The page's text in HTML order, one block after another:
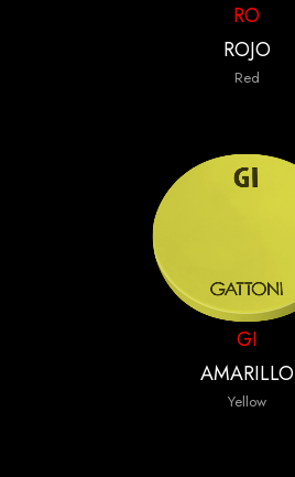
RO
ROJO
Red
GI
AMARILLO
Yellow